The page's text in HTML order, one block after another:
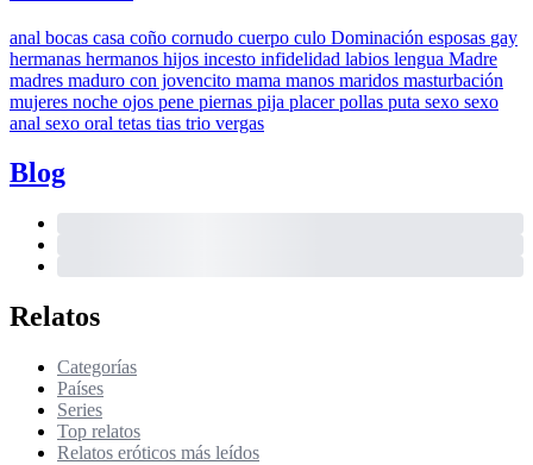
anal bocas casa coño cornudo cuerpo culo Dominación esposas gay
hermanas hermanos hijos incesto infidelidad labios lengua Madre
madres maduro con jovencito mama manos maridos masturbación
mujeres noche ojos pene piernas pija placerpollas puta sexo sexo
anal sexo oral tetas tias trio vergas
Blog
Relatos
Categorías
Países
Series
Top relatos
Relatos eróticos más leídos